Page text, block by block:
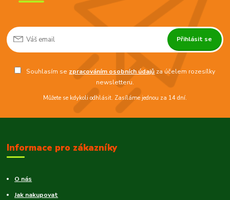
Přihlásit se
Souhlasím se zpracováním osobních údajů za účelem rozesílky
newsletteru.
Můžete se kdykoli odhlásit. Zasíláme jednou za 14 dní.
Informace pro zákazníky
O nás
Jak nakupovat